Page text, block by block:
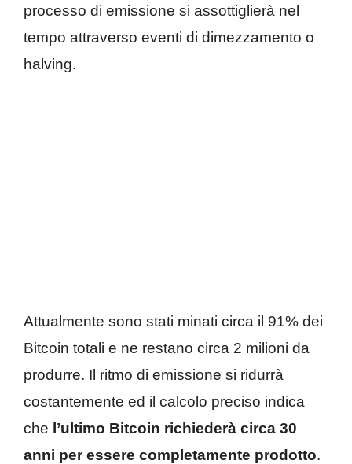
processo di emissione si assottiglierà nel
tempo attraverso eventi di dimezzamento o
halving.
Attualmente sono stati minati circa il 91% dei
Bitcoin totali e ne restano circa 2 milioni da
produrre. Il ritmo di emissione si ridurrà
costantemente ed il calcolo preciso indica
che l’ultimo Bitcoin richiederà circa 30
anni per essere completamente prodotto.